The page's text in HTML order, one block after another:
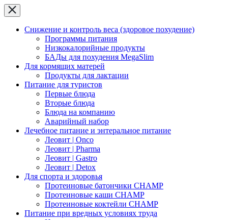
Снижение и контроль веса (здоровое похудение)
Программы питания
Низкокалорийные продукты
БАДы для похудения MegaSlim
Для кормящих матерей
Продукты для лактации
Питание для туристов
Первые блюда
Вторые блюда
Блюда на компанию
Аварийный набор
Лечебное питание и энтеральное питание
Леовит | Onco
Леовит | Pharma
Леовит | Gastro
Леовит | Detox
Для спорта и здоровья
Протеиновые батончики CHAMP
Протеиновые каши CHAMP
Протеиновые коктейли CHAMP
Питание при вредных условиях труда